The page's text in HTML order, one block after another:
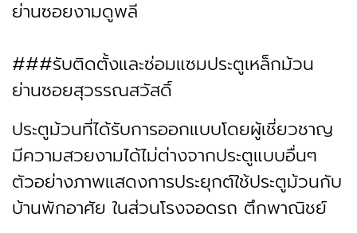
ย่านซอยงามดูพลี
###รับติดตั้งและซ่อมแซมประตูเหล็กม้วน
ย่านซอยสุวรรณสวัสดิ์
ประตูม้วนที่ได้รับการออกแบบโดยผู้เชี่ยวชาญ
มีความสวยงามได้ไม่ต่างจากประตูแบบอื่นๆ
ตัวอย่างภาพแสดงการประยุกต์ใช้ประตูม้วนกับ
บ้านพักอาศัย ในส่วนโรงจอดรถ ตึกพาณิชย์